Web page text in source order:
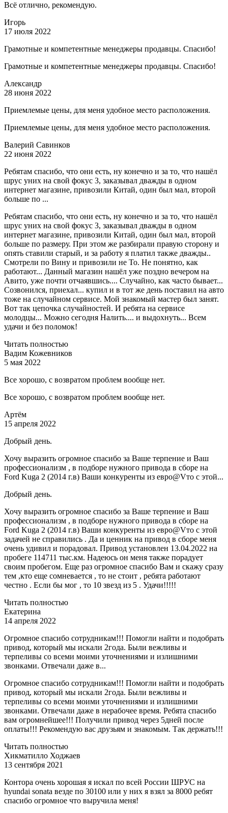
Всё отлично, рекомендую.
Игорь
17 июля 2022
Грамотные и компетентные менеджеры продавцы. Спасибо!
Грамотные и компетентные менеджеры продавцы. Спасибо!
Александр
28 июня 2022
Приемлемые цены, для меня удобное место расположения.
Приемлемые цены, для меня удобное место расположения.
Валерий Савинков
22 июня 2022
Ребятам спасибо, что они есть, ну конечно и за то, что нашёл
шрус уних на свой фокус 3, заказывал дважды в одном
интернет магазине, привозили Китай, один был мал, второй
больше по ...
Ребятам спасибо, что они есть, ну конечно и за то, что нашёл
шрус уних на свой фокус 3, заказывал дважды в одном
интернет магазине, привозили Китай, один был мал, второй
больше по размеру. При этом же разбирали правую сторону и
опять ставили старый, и за работу я платил также дважды..
Смотрели по Вину и привозили не То. Не понятно, как
работают... Данный магазин нашёл уже поздно вечером на
Авито, уже почти отчаявшись.... Случайно, как часто бывает...
Созвонился, приехал... купил и в тот же день поставил на авто
тоже на случайном сервисе. Мой знакомый мастер был занят.
Вот так цепочка случайностей. И ребята на сервисе
молодцы... Можно сегодня Налить.... и выдохнуть... Всем
удачи и без поломок!
Читать полностью
Вадим Кожевников
5 мая 2022
Все хорошо, с возвратом проблем вообще нет.
Все хорошо, с возвратом проблем вообще нет.
Артём
15 апреля 2022
Добрый день.
Хочу выразить огромное спасибо за Ваше терпение и Ваш
профессионализм , в подборе нужного привода в сборе на
Ford Kuga 2 (2014 г.в) Ваши конкуренты из евро@Vто с этой...
Добрый день.
Хочу выразить огромное спасибо за Ваше терпение и Ваш
профессионализм , в подборе нужного привода в сборе на
Ford Kuga 2 (2014 г.в) Ваши конкуренты из евро@Vто с этой
задачей не справились . Да и ценник на привод в сборе меня
очень удивил и порадовал. Привод установлен 13.04.2022 на
пробеге 114711 тыс.км. Надеюсь он меня также порадует
своим пробегом. Еще раз огромное спасибо Вам и скажу сразу
тем ,кто еще сомневается , то не стоит , ребята работают
честно . Если бы мог , то 10 звезд из 5 . Удачи!!!!!
Читать полностью
Екатерина
14 апреля 2022
Огромное спасибо сотрудникам!!! Помогли найти и подобрать
привод, который мы искали 2года. Были вежливы и
терпеливы со всеми моими уточнениями и излишними
звонками. Отвечали даже в...
Огромное спасибо сотрудникам!!! Помогли найти и подобрать
привод, который мы искали 2года. Были вежливы и
терпеливы со всеми моими уточнениями и излишними
звонками. Отвечали даже в нерабочее время. Ребята спасибо
вам огромнейшее!!! Получили привод через 5дней после
оплаты!!! Рекомендую вас друзьям и знакомым. Так держать!!!
Читать полностью
Хикматилло Ходжаев
13 сентября 2021
Контора очень хорошая я искал по всей России ШРУС на
hyundai sonata везде по 30100 или у них я взял за 8000 ребят
спасибо огромное что выручила меня!